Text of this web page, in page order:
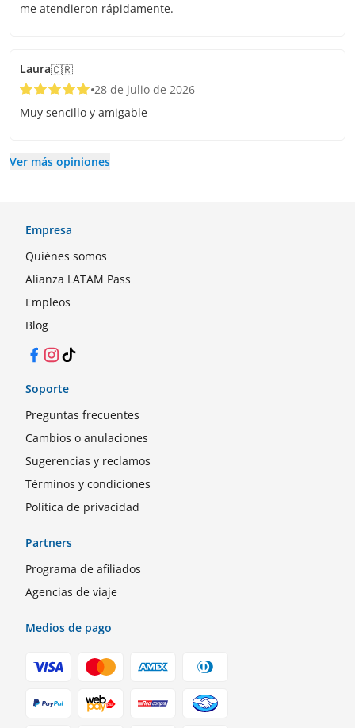
me atendieron rápidamente.
Laura🇨🇷
28 de julio de 2026
Muy sencillo y amigable
Ver más opiniones
Empresa
Quiénes somos
Alianza LATAM Pass
Empleos
Blog
Facebook
Instagram
TikTok
Soporte
Preguntas frecuentes
Cambios o anulaciones
Sugerencias y reclamos
Términos y condiciones
Política de privacidad
Partners
Programa de afiliados
Agencias de viaje
Medios de pago